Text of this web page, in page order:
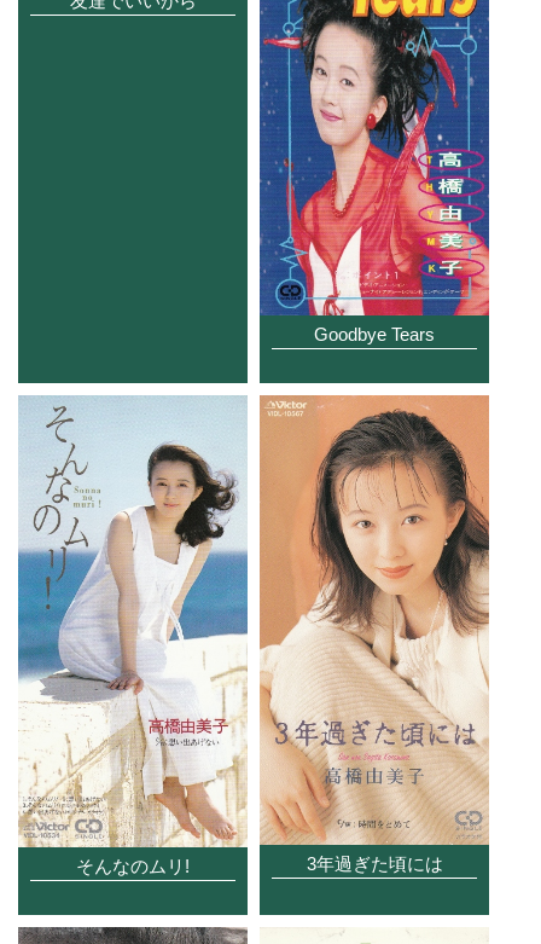
Goodbye Tears
そんなのムリ! 3年過ぎた頃には